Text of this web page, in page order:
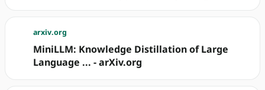
arxiv.org
MiniLLM: Knowledge Distillation of Large
Language ... - arXiv.org